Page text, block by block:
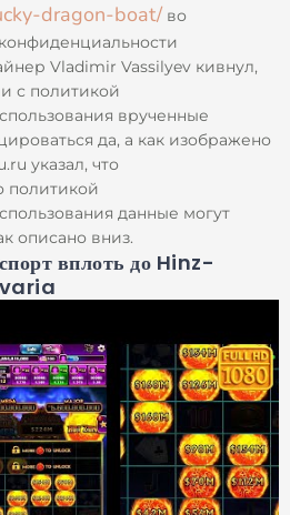
dragon-boat/ во
Vladimir Vassilyev кивнул,
с политикой
врученные
да, а как изображено
указал, что
политикой
данные могут
описано вниз.
вплоть до Hinz-